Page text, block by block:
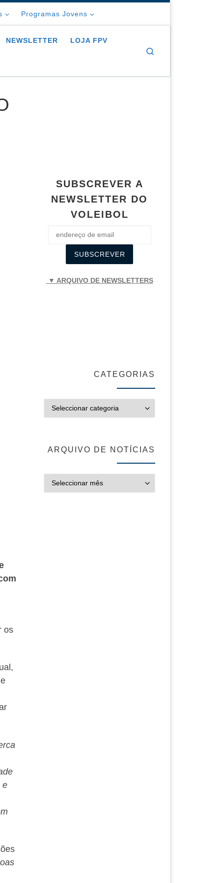
Programas Jovens
NEWSLETTER LOJA FPV
os
e
SUBSCREVER A
NEWSLETTER DO
VOLEIBOL
▼ ARQUIVO DE NEWSLETTERS
CATEGORIAS
ARQUIVO DE NOTÍCIAS